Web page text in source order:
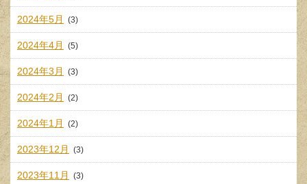
2024年5月 (3)
2024年4月 (5)
2024年3月 (3)
2024年2月 (2)
2024年1月 (2)
2023年12月 (3)
2023年11月 (3)